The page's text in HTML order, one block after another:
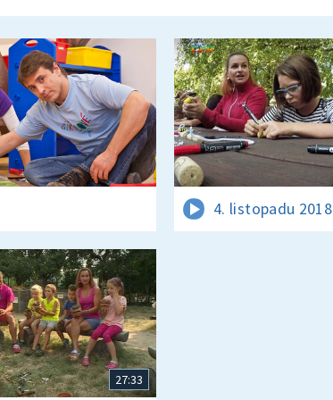
4. listopadu 2018
27:33